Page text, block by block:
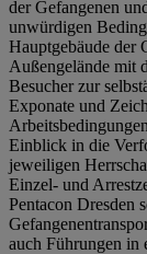
der Gefangenen
unwürdigen
Hauptgebäude der
Außengelände mit
Besucher zur
Exponate und
Einblick in die
jeweiligen
Einzel- und
Pentacon Dresden
auch Führungen in